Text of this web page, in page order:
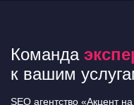
Команда
к вашим
SEO агентство «Акцент